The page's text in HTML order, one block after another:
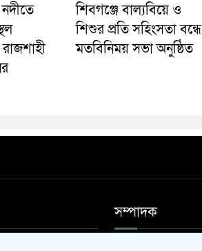
শিবগঞ্জে বাল্যবিয়ে ও
শিশুর প্রতি সহিংসতা বন্ধে
মতবিনিময় সভা অনুষ্ঠিত
সম্পাদক